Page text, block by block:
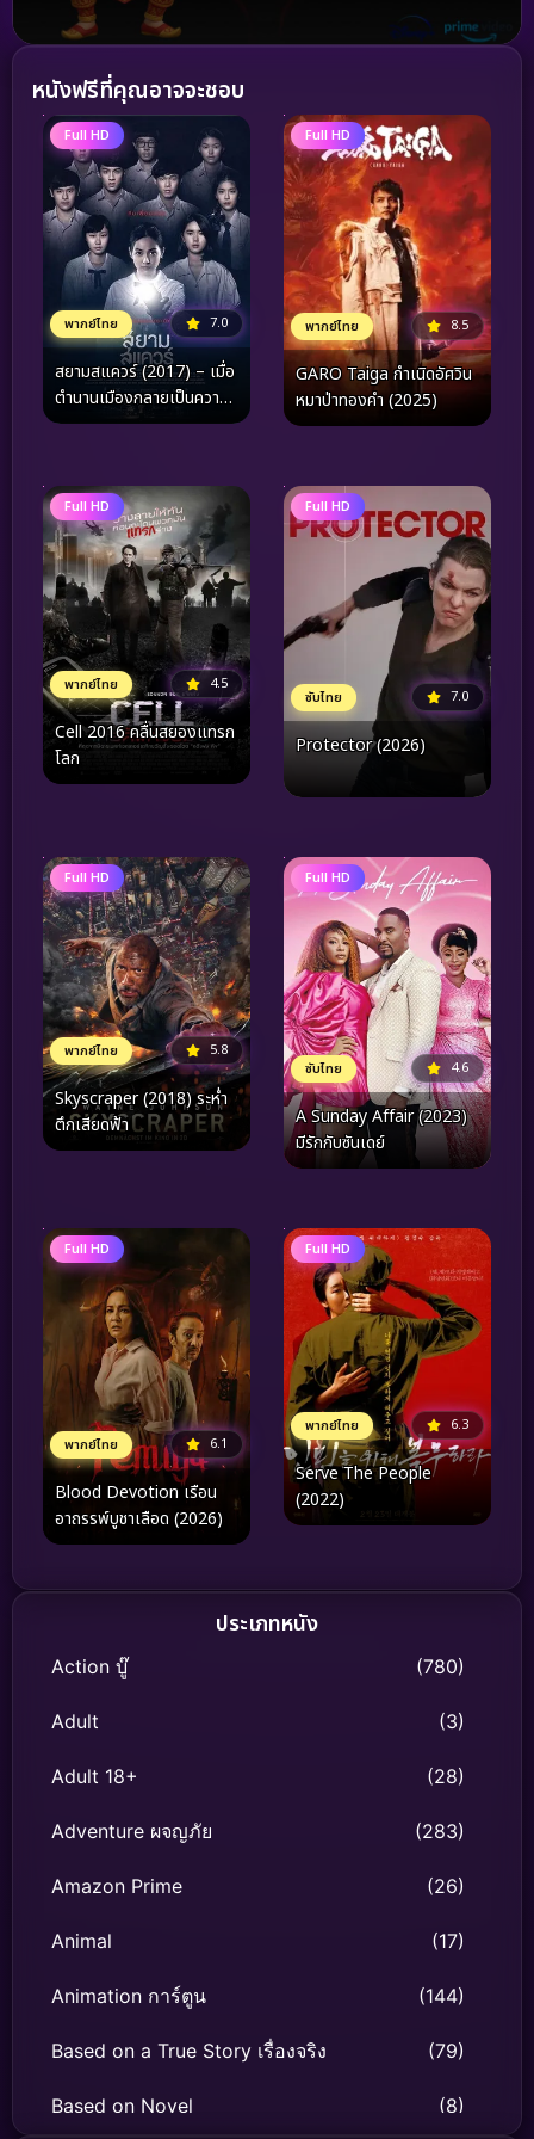
หนังฟรีที่คุณอาจจะชอบ
Full HD
พากย์ไทย 7.0
สยามสแควร์ (2017) – เมื่อ
ตำนานเมืองกลายเป็นความ
จริงที่ตามหลอกหลอนในเขา
Full HD
พากย์ไทย 8.5
GARO Taiga กำเนิดอัศวิน
หมาป่าทองคำ (2025)
Full HD
พากย์ไทย 4.5
Cell 2016 คลื่นสยองแทรก
โลก
Full HD
ซับไทย 7.0
Protector (2026)
Full HD
พากย์ไทย 5.8
Skyscraper (2018) ระห่ำ
ตึกเสียดฟ้า
Full HD
ซับไทย 4.6
A Sunday Affair (2023)
มีรักกับซันเดย์
Full HD
พากย์ไทย 6.1
Blood Devotion เรือน
อาถรรพ์บูชาเลือด (2026)
Full HD
พากย์ไทย 6.3
Serve The People
(2022)
ประเภทหนัง
Action บู๊ (780)
Adult (3)
Adult 18+ (28)
Adventure ผจญภัย (283)
Amazon Prime (26)
Animal (17)
Animation การ์ตูน (144)
Based on a True Story เรื่องจริง (79)
Based on Novel (8)